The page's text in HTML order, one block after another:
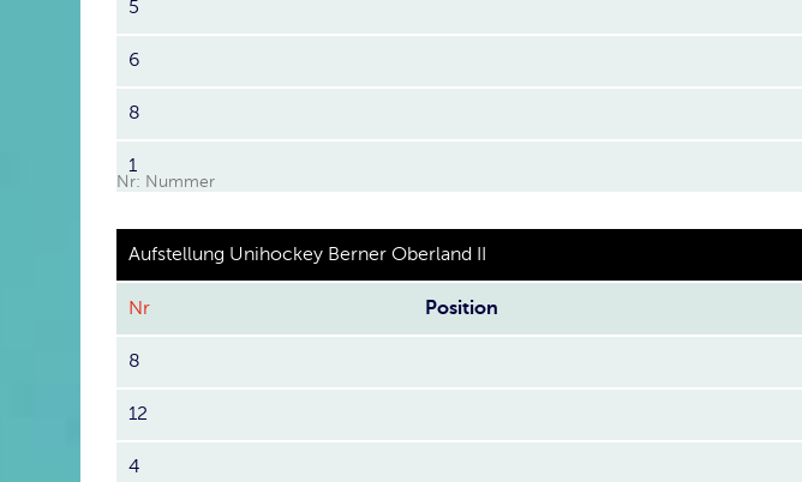
5
6
8
1
Nr: Nummer
Aufstellung Unihockey Berner Oberland II
Nr Position
8
12
4